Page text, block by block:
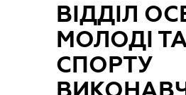
ВІДДІЛ
МОЛОДІ
СПОРТУ